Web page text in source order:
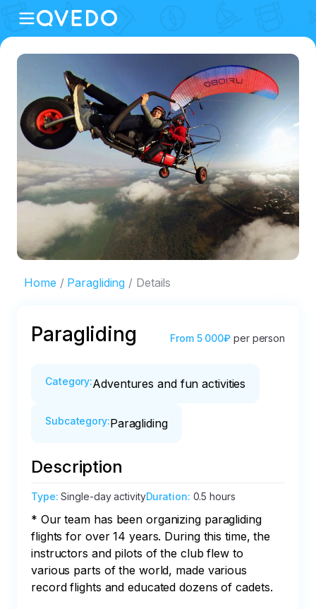
Home Paragliding Details
Paragliding From 5 000₽ per person
Category:Adventures and fun activities
Subcategory:Paragliding
Description
Type:Single-day activityDuration: 0.5 hours
* Our team has been organizing paragliding
flights for over 14 years. During this time, the
instructors and pilots of the club flew to
various parts of the world, made various
record flights and educated dozens of cadets.